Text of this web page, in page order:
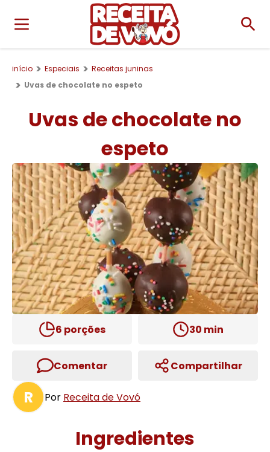
início Especiais
Receitas juninas
Uvas de chocolate no espeto
Uvas de chocolate no
espeto
6 porções 30 min
Comentar Compartilhar
R Por Receita de Vovó
Ingredientes